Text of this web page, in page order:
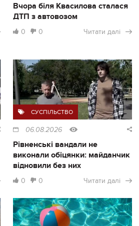
Вчора біля Квасилова сталася
ДТП з автовозом
0 0 Читати далі
СУСПІЛЬСТВО
06.08.2026
Рівненські вандали не
виконали обіцянки: майданчик
відновили без них
0 0 Читати далі